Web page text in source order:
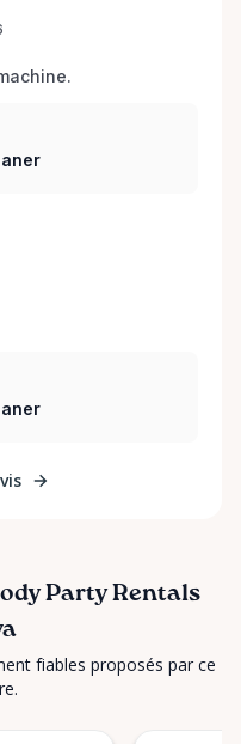
Party Rentals
fiables proposés par ce